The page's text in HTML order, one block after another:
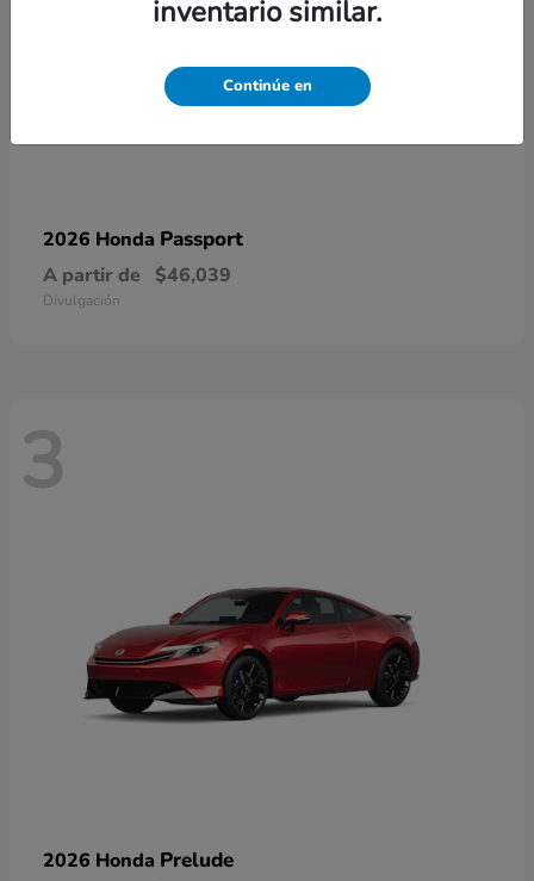
2026 Honda Passport
A partir de $46,039
Divulgación
3
2026 Honda Prelude
inventario similar.
Continúe en